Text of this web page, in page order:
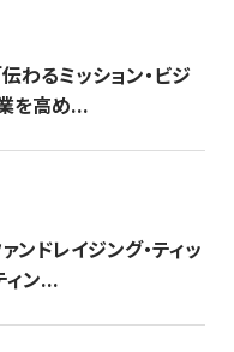
伝わるミッション・ビジ
を高め...
ンドレイジング・ティッ
ン...